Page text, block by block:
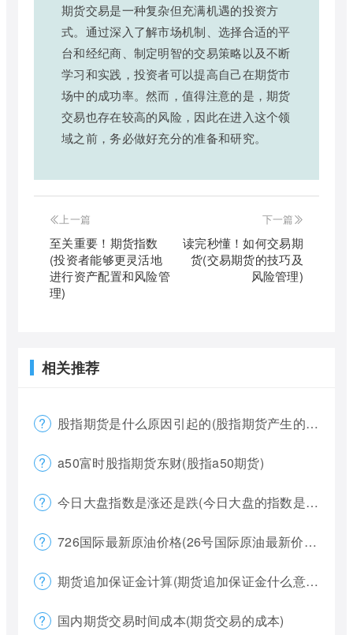
期货交易是一种复杂但充满机遇的投资方
式。通过深入了解市场机制、选择合适的平
台和经纪商、制定明智的交易策略以及不断
学习和实践，投资者可以提高自己在期货市
场中的成功率。然而，值得注意的是，期货
交易也存在较高的风险，因此在进入这个领
域之前，务必做好充分的准备和研究。
上一篇
至关重要！期货指数
(投资者能够更灵活地
进行资产配置和风险管
理)
下一篇
读完秒懂！如何交易期
货(交易期货的技巧及
风险管理)
相关推荐
股指期货是什么原因引起的(股指期货产生的原因)
a50富时股指期货东财(股指a50期货)
今日大盘指数是涨还是跌(今日大盘的指数是多少)
726国际最新原油价格(26号国际原油最新价格)
期货追加保证金计算(期货追加保证金什么意思)
国内期货交易时间成本(期货交易的成本)